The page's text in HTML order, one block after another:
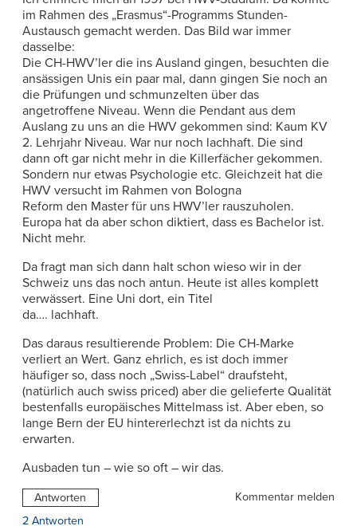
im Rahmen des „Erasmus“-Programms Stunden-
Austausch gemacht werden. Das Bild war immer
dasselbe:
Die CH-HWV’ler die ins Ausland gingen, besuchten die
ansässigen Unis ein paar mal, dann gingen Sie noch an
die Prüfungen und schmunzelten über das
angetroffene Niveau. Wenn die Pendant aus dem
Auslang zu uns an die HWV gekommen sind: Kaum KV
2. Lehrjahr Niveau. War nur noch lachhaft. Die sind
dann oft gar nicht mehr in die Killerfächer gekommen.
Sondern nur etwas Psychologie etc. Gleichzeit hat die
HWV versucht im Rahmen von Bologna
Reform den Master für uns HWV’ler rauszuholen.
Europa hat da aber schon diktiert, dass es Bachelor ist.
Nicht mehr.
Da fragt man sich dann halt schon wieso wir in der
Schweiz uns das noch antun. Heute ist alles komplett
verwässert. Eine Uni dort, ein Titel
da…. lachhaft.
Das daraus resultierende Problem: Die CH-Marke
verliert an Wert. Ganz ehrlich, es ist doch immer
häufiger so, dass noch „Swiss-Label“ draufsteht,
(natürlich auch swiss priced) aber die gelieferte Qualität
bestenfalls europäisches Mittelmass ist. Aber eben, so
lange Bern der EU hintererlechzt ist da nichts zu
erwarten.
Ausbaden tun – wie so oft – wir das.
Antworten
Kommentar melden
2 Antworten